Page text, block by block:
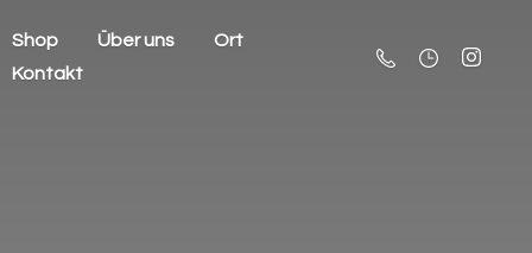
Shop Über uns
Ort
Kontakt